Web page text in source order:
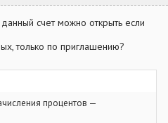
счет можно открыть если
только по приглашению?
процентов —